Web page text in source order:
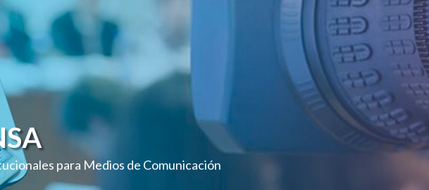
para Medios de Comunicación